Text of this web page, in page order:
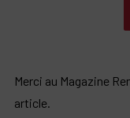
Merci au Magazine
article.